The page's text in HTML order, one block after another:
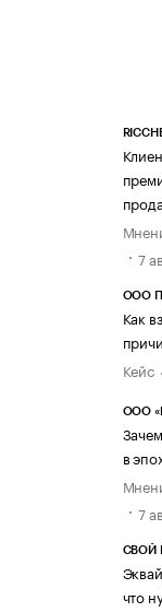
7
ООО
Как
Кейс
ООО
в
7
СВОЙ
что